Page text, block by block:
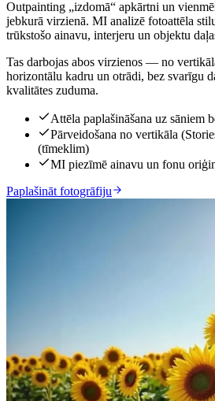
Outpainting „izdomā“ apkārtni un
jebkurā virzienā. MI analizē fotoattēla
trūkstošo ainavu, interjeru un objektu
Tas darbojas abos virzienos — no
horizontālu kadru un otrādi, bez svarīgu
kvalitātes zuduma.
Attēla paplašināšana uz sāniem
Pārveidošana no vertikāla
(tīmeklim)
MI piezīmē ainavu un fonu
Paplašināt fotogrāfiju